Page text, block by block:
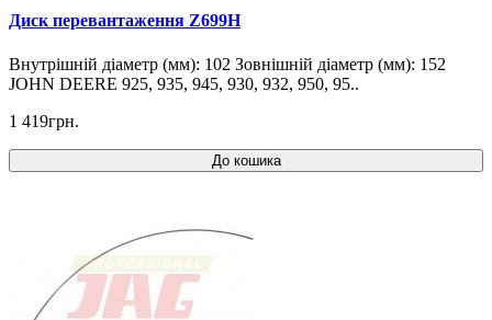
Диск перевантаження Z699H
Внутрішній діаметр (мм): 102 Зовнішній діаметр (мм): 152
JOHN DEERE 925, 935, 945, 930, 932, 950, 95..
1 419грн.
До кошика